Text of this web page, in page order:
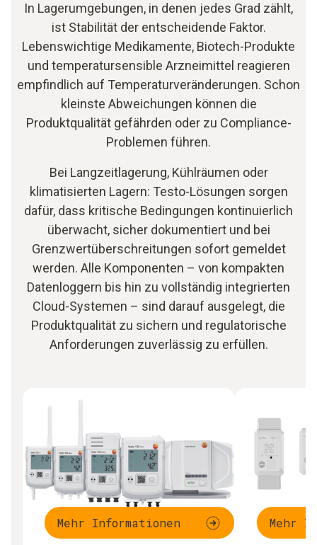
In Lagerumgebungen, in denen jedes Grad zählt,
ist Stabilität der entscheidende Faktor.
Lebenswichtige Medikamente, Biotech-Produkte
und temperatursensible Arzneimittel reagieren
empfindlich auf Temperaturveränderungen. Schon
kleinste Abweichungen können die
Produktqualität gefährden oder zu Compliance-
Problemen führen.
Bei Langzeitlagerung, Kühlräumen oder
klimatisierten Lagern: Testo-Lösungen sorgen
dafür, dass kritische Bedingungen kontinuierlich
überwacht, sicher dokumentiert und bei
Grenzwertüberschreitungen sofort gemeldet
werden. Alle Komponenten – von kompakten
Datenloggern bis hin zu vollständig integrierten
Cloud-Systemen – sind darauf ausgelegt, die
Produktqualität zu sichern und regulatorische
Anforderungen zuverlässig zu erfüllen.
Mehr Informationen
Mehr